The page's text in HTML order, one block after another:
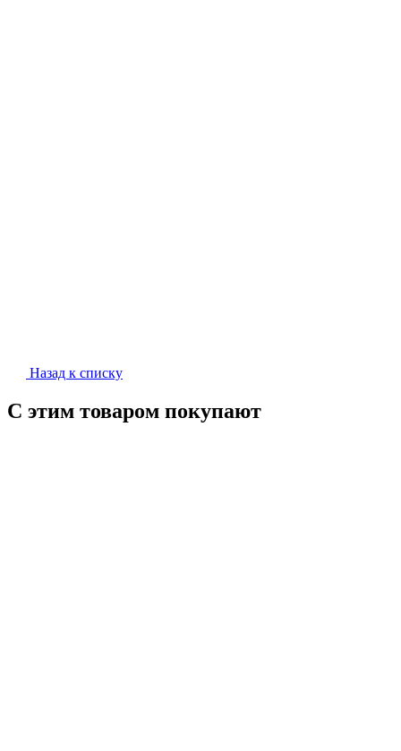
Назад к списку
С этим товаром покупают